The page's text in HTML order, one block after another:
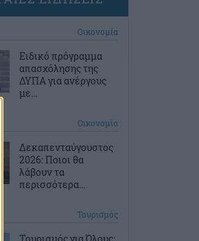
Οικονομία
Ειδικό πρόγραμμα
απασχόλησης της
ΔΥΠΑ για ανέργους
με...
Οικονομία
Δεκαπενταύγουστος
2026: Ποιοι θα
λάβουν τα
περισσότερα...
Τουρισμός